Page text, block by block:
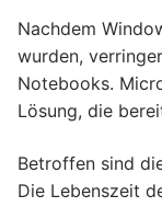
Nachdem
wurden,
Notebooks.
Lösung, die
Betroffen sind
Die Lebenszeit